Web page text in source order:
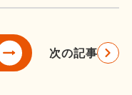
次の記事